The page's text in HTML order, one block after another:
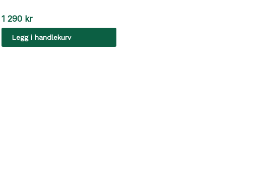
1 290 kr
Legg i handlekurv